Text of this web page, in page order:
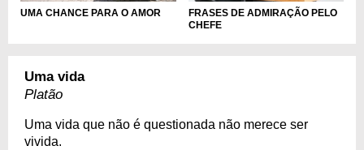
UMA CHANCE PARA O AMOR
FRASES DE ADMIRAÇÃO PELO
CHEFE
Uma vida
Platão
Uma vida que não é questionada não merece ser
vivida.